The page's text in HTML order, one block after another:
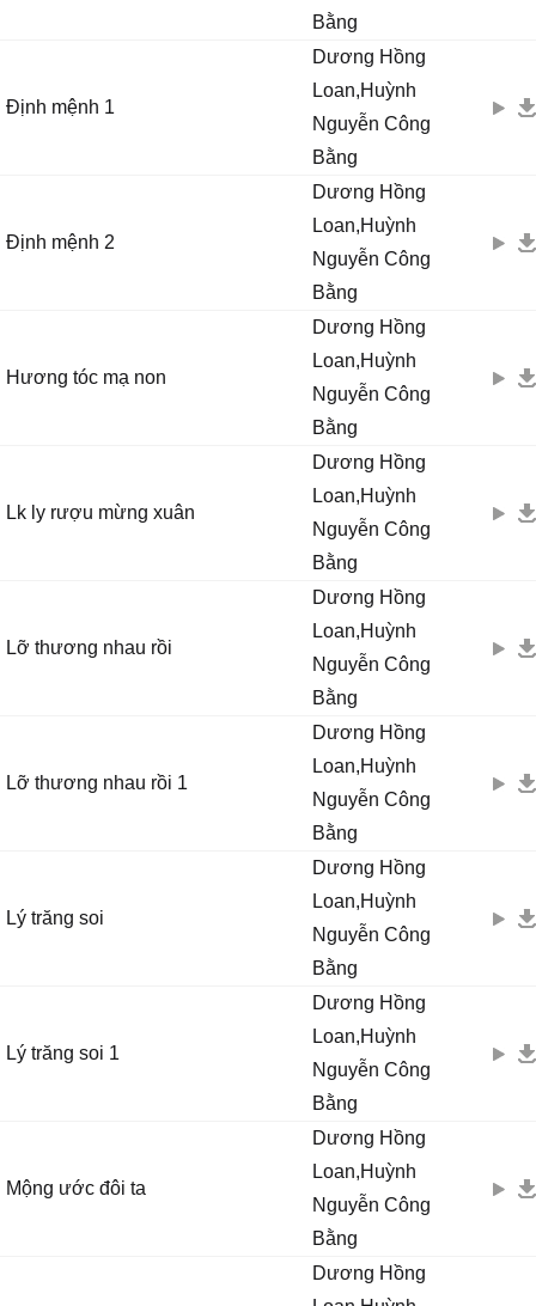
Bằng
Định mệnh 1
Dương Hồng
Loan,Huỳnh
Nguyễn Công
Bằng
Định mệnh 2
Dương Hồng
Loan,Huỳnh
Nguyễn Công
Bằng
Hương tóc mạ non
Dương Hồng
Loan,Huỳnh
Nguyễn Công
Bằng
Lk ly rượu mừng xuân
Dương Hồng
Loan,Huỳnh
Nguyễn Công
Bằng
Lỡ thương nhau rồi
Dương Hồng
Loan,Huỳnh
Nguyễn Công
Bằng
Lỡ thương nhau rồi 1
Dương Hồng
Loan,Huỳnh
Nguyễn Công
Bằng
Lý trăng soi
Dương Hồng
Loan,Huỳnh
Nguyễn Công
Bằng
Lý trăng soi 1
Dương Hồng
Loan,Huỳnh
Nguyễn Công
Bằng
Mộng ước đôi ta
Dương Hồng
Loan,Huỳnh
Nguyễn Công
Bằng
Dương Hồng